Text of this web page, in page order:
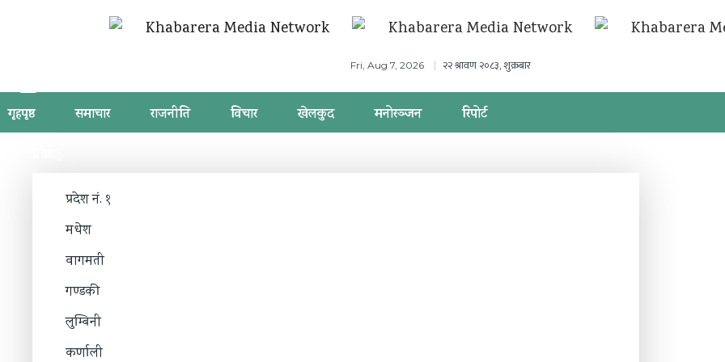
Fri, Aug 7, 2026 २२ श्रावण २०८३, शुक्रबार
गृहपृष्ठ समाचार राजनीति विचार खेलकुद मनोरञ्जन
रिपोर्ट
प्रदेश नं. १
मधेश
वागमती
गण्डकी
लुम्बिनी
कर्णाली